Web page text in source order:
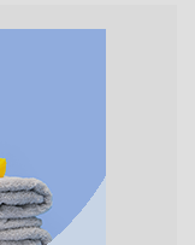
kappers
en kleuren,
invlechten,
een
& visagie,
het trimmen van